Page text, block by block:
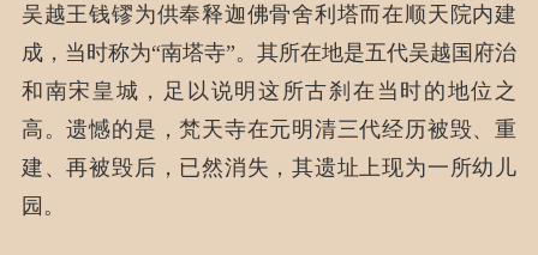
吴越王钱镠为供奉释迦佛骨舍利塔而在顺天院内建
成，当时称为“南塔寺”。其所在地是五代吴越国府治
和南宋皇城，足以说明这所古刹在当时的地位之
高。遗憾的是，梵天寺在元明清三代经历被毁、重
建、再被毁后，已然消失，其遗址上现为一所幼儿
园。